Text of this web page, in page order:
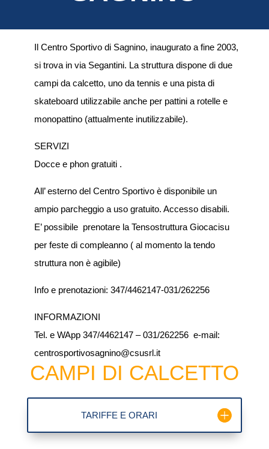
Il Centro Sportivo di Sagnino, inaugurato a fine 2003,
si trova in via Segantini. La struttura dispone didue
campi da calcetto, uno da tennis euna pista di
skateboard utilizzabile anche per pattini a rotelle e
monopattino (attualmente inutilizzabile).
SERVIZI
Docce e phon gratuiti .
All’ esterno del Centro Sportivo è disponibile un
ampio parcheggio a uso gratuito. Accesso disabili.
E’ possibile prenotare la Tensostruttura Giocacisu
per feste di compleanno ( al momento la tendo
struttura non è agibile)
Info e prenotazioni: 347/4462147-031/262256
INFORMAZIONI
Tel. e WApp 347/4462147 – 031/262256 e-mail:
centrosportivosagnino@csusrl.it
CAMPI DI CALCETTO
TARIFFE E ORARI